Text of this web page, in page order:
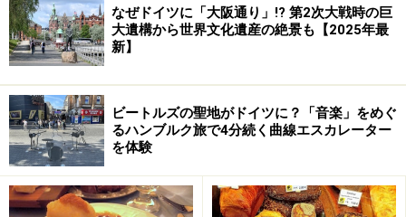
なぜドイツに「大阪通り」!? 第2次大戦時の巨
大遺構から世界文化遺産の絶景も【2025年最
新】
ビートルズの聖地がドイツに？「音楽」をめぐ
るハンブルク旅で4分続く曲線エスカレーター
を体験